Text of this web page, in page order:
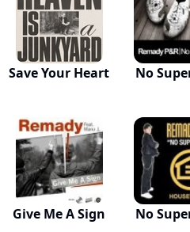
Save Your Heart No
Give Me A Sign No